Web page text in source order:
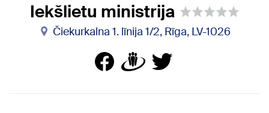
Iekšlietu ministrija
Čiekurkalna 1. līnija 1/2, Rīga, LV-1026